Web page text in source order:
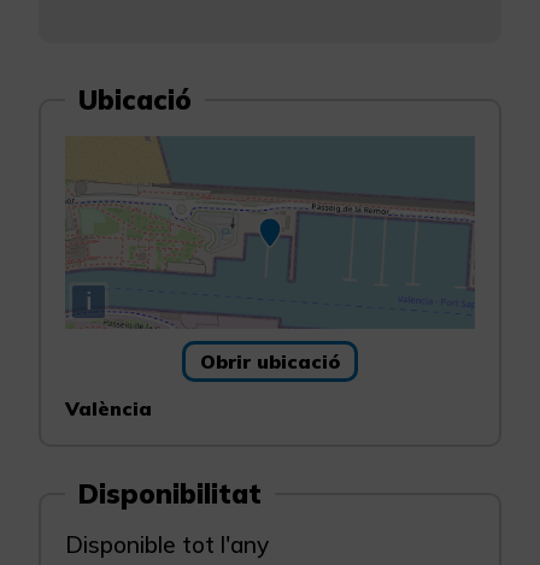
Ubicació
i
Obrir ubicació
València
Disponibilitat
Disponible tot l'any